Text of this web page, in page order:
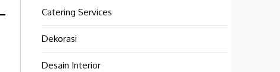
Catering Services
Dekorasi
Desain Interior